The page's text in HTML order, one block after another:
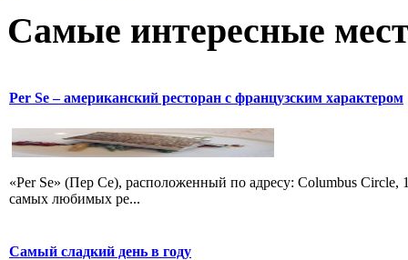
Самые интересные
Per Se – американский ресторан с французским характером
«Per Se» (Пер Се), расположенный по адресу: Columbus
самых любимых ре...
Самый сладкий день в году